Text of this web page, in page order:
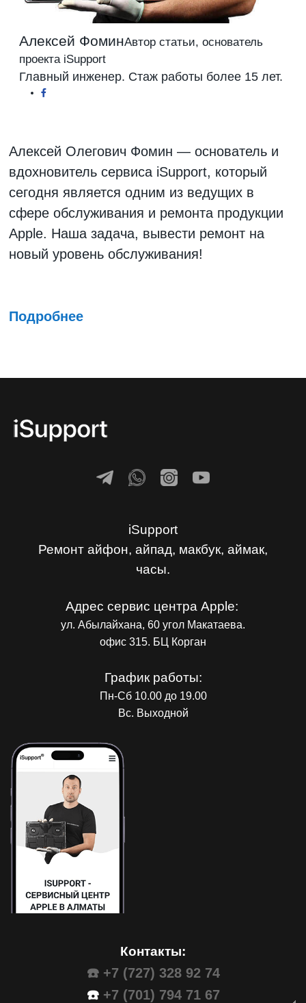
Алексей ФоминАвтор статьи, основатель
проекта iSupport
Главный инженер. Стаж работы более 15 лет.
Алексей Олегович Фомин — основатель и
вдохновитель сервиса iSupport, который
сегодня является одним из ведущих в
сфере обслуживания и ремонта продукции
Apple. Наша задача, вывести ремонт на
новый уровень обслуживания!
Подробнее
iSupport
Ремонт айфон, айпад, макбук, аймак,
часы.
Адрес сервис центра Apple:
ул. Абылайхана, 60 угол Макатаева.
офис 315. БЦ Корган
График работы:
Пн-Сб 10.00 до 19.00
Вс. Выходной
Контакты:
☎️ +7 (727) 328 92 74
☎️ +7 (701) 794 71 67